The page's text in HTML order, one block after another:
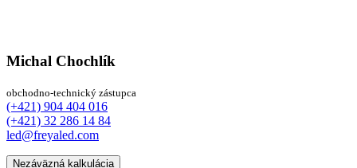
Michal Chochlík
obchodno-technický zástupca
(+421) 904 404 016
(+421) 32 286 14 84
led@freyaled.com
Nezáväzná kalkulácia